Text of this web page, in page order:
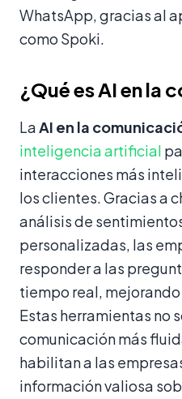
WhatsApp, gracias al
como Spoki.
¿Qué es AI en la
LaAI en la
inteligencia artificial
interacciones más
los clientes. Gracias a
análisis de
personalizadas, las
responder a las
tiempo real,
Estas herramientas no
comunicación más
habilitan a las
información valiosa